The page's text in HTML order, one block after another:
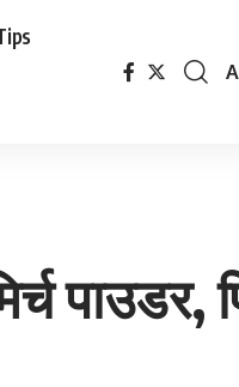
पाउडर,